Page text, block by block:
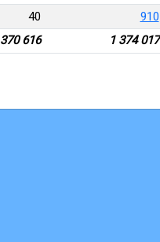
40 910
370 616 1 374 017